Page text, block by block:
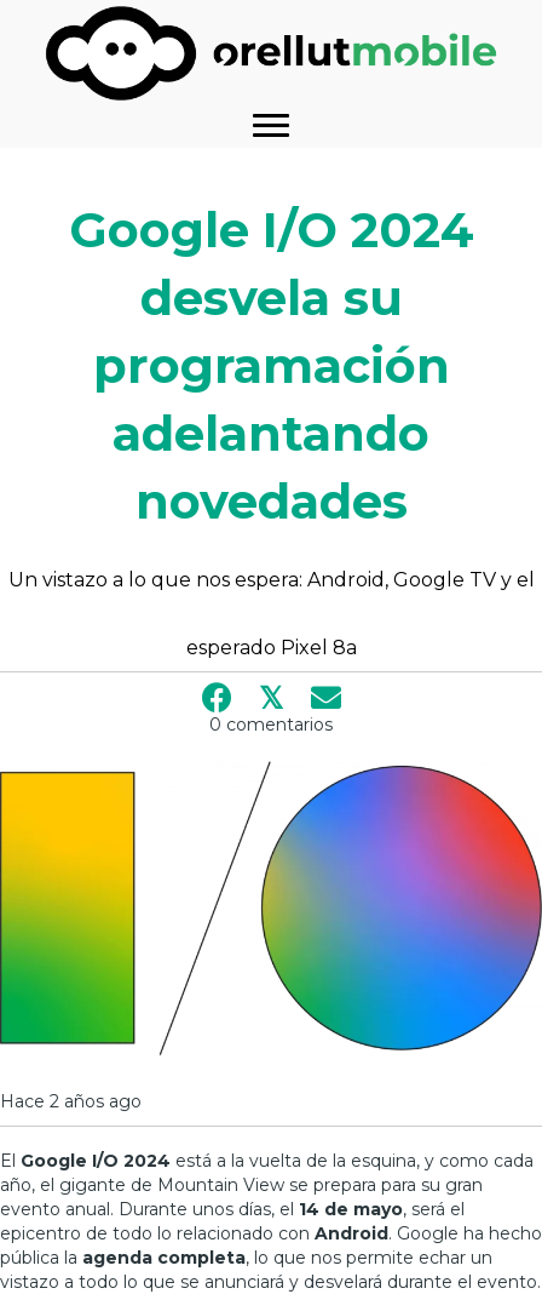
Google I/O 2024
desvela su
programación
adelantando
novedades
Un vistazo a lo que nos espera: Android, Google TV y el
esperado Pixel 8a
𝕏
0 comentarios
Hace 2 años ago
El Google I/O 2024 está a la vuelta de la esquina, y como cada
año, el gigante de Mountain View se prepara para su gran
evento anual. Durante unos días, el 14 de mayo, será el
epicentro de todo lo relacionado con Android. Google ha hecho
pública la agenda completa, lo que nos permite echar un
vistazo a todo lo que se anunciará y desvelará durante el evento.